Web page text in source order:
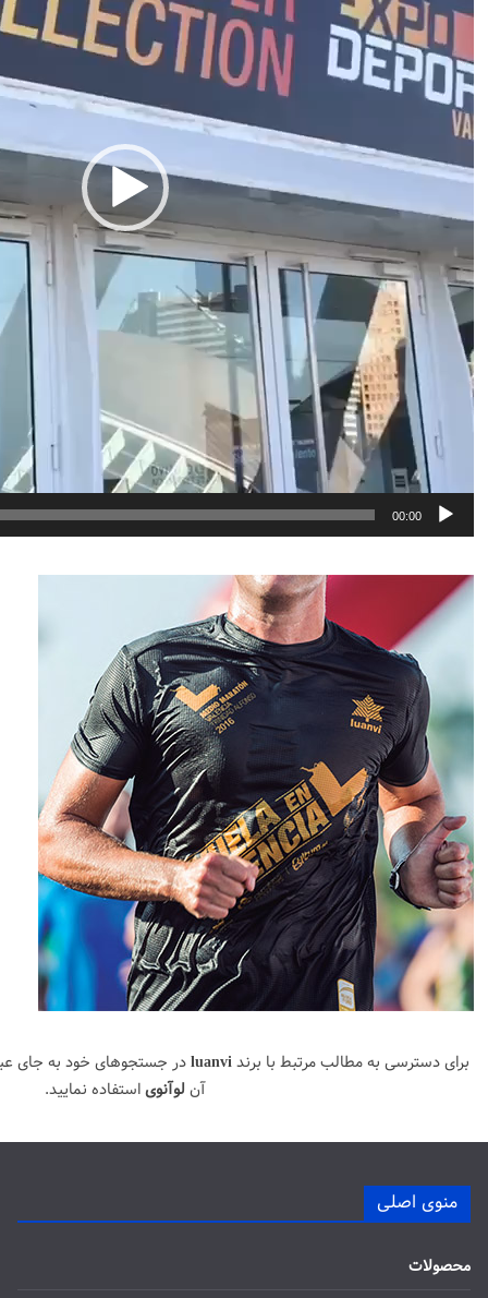
00:00
برای دسترسی به مطالب مرتبط با برندluanviدر جستجوهای خود به جای
آن لوآنویاستفاده نمایید.
منوی اصلی
محصولات